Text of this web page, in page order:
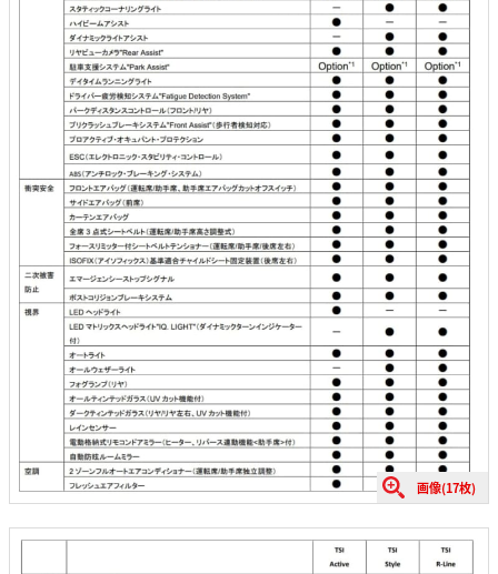
画像(17枚)